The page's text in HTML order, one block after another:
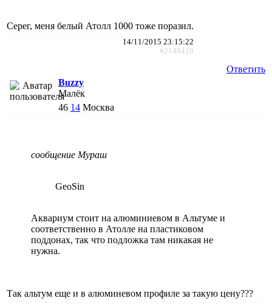
Серег, меня белый Атолл 1000 тоже поразил.
14/11/2015 23:15:22
#2149419
Ответить
Buzzy
Малёк
46 14 Москва
сообщение Мураш
GeoSin
Аквариум стоит на алюминиевом в Альтуме и
соответственно в Атолле на пластиковом
поддонах, так что подложка там никакая не
нужна.
Так альтум еще и в алюминевом профиле за такую цену???